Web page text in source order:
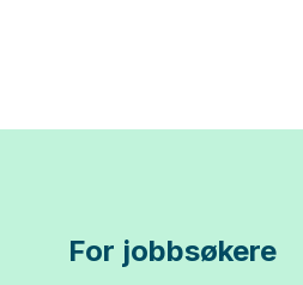
For jobbsøkere